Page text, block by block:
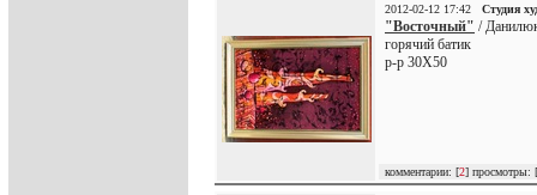
2012-02-12 17:42 Студия
"Восточный" /
горячий батик
р-р 30Х50
комментарии: [2] просмотры: [